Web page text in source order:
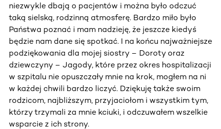
niezwykle dbają o pacjentów i można było odczuć
taką sielską, rodzinną atmosferę. Bardzo miło było
Państwa poznać i mam nadzieję, że jeszcze kiedyś
będzie nam dane się spotkać. I na końcu najważniejsze
podziękowania dla mojej siostry – Doroty oraz
dziewczyny – Jagody, które przez okres hospitalizacji
w szpitalu nie opuszczały mnie na krok, mogłem na ni
w każdej chwili bardzo liczyć. Dziękuję także swoim
rodzicom, najbliższym, przyjaciołom i wszystkim tym,
którzy trzymali za mnie kciuki, i odczuwałem wszelkie
wsparcie z ich strony.